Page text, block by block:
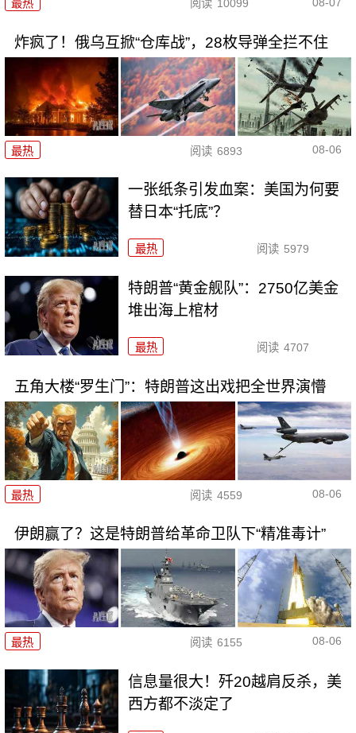
最热 阅读 10099
炸疯了！俄乌互掀“仓库战”，28枚导弹全拦不住
最热 阅读 6893 08-06
一张纸条引发血案：美国为何要
替日本“托底”？
最热 阅读 5979
特朗普“黄金舰队”：2750亿美金
堆出海上棺材
最热 阅读 4707
五角大楼“罗生门”：特朗普这出戏把全世界演懵
最热 阅读 4559 08-06
伊朗赢了？这是特朗普给革命卫队下“精准毒计”
最热 阅读 6155 08-06
信息量很大！歼20越肩反杀，美
西方都不淡定了